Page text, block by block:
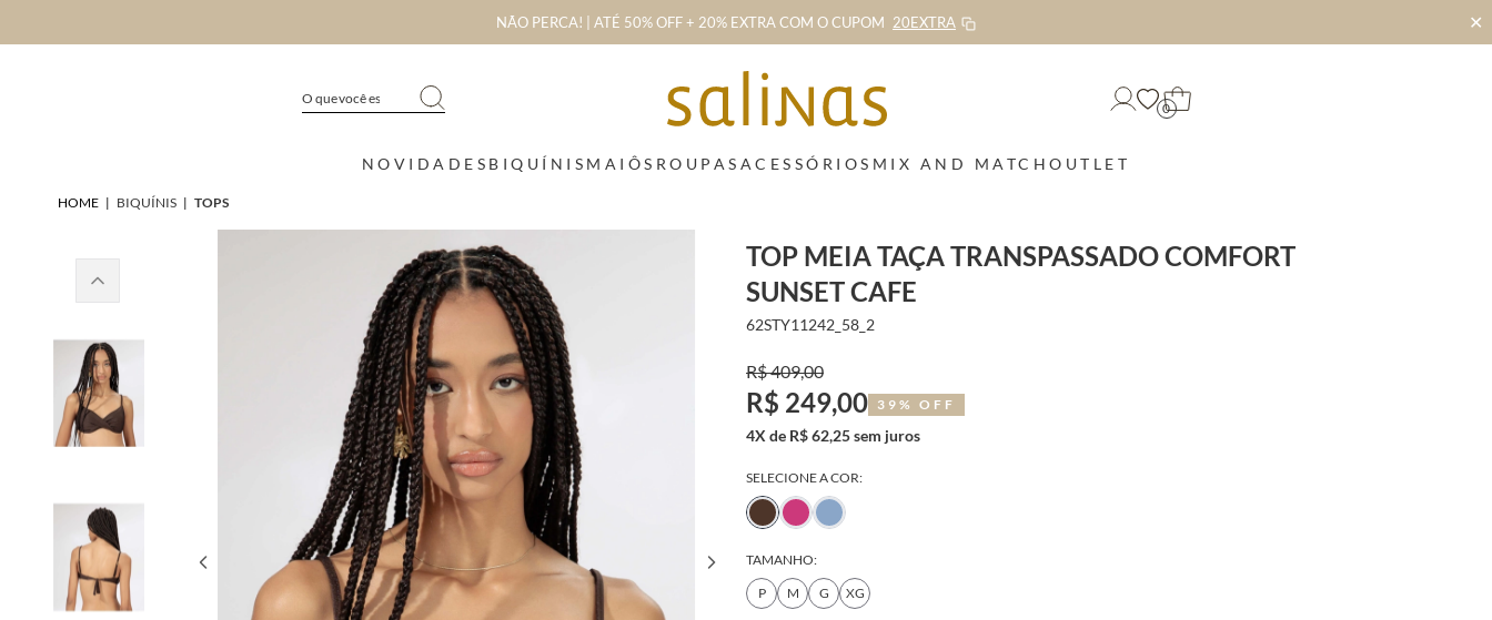
NÃO PERCA! | ATÉ 50% OFF + 20% EXTRA COM O CUPOM 20EXTRA ✕
0
NOVIDADES BIQUÍNIS MAIÔS ROUPAS ACESSÓRIOS MIX AND MATCHOUTLET
HOME | BIQUÍNIS | TOPS
TOP MEIA TAÇA TRANSPASSADO COMFORT
SUNSET CAFE
62STY11242_58_2
R$ 409,00
R$ 249,00 39% OFF
4X de R$ 62,25 sem juros
SELECIONE A COR:
TAMANHO:
P
M G XG